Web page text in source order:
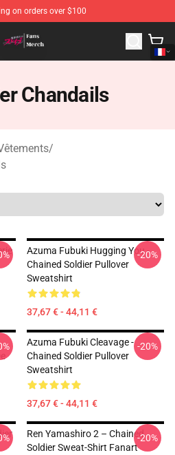
on orders over $100
- Official Chained Soldier
Chandails
/
Azuma Fubuki Hugging You -
Chained Soldier Pullover
Sweatshirt
37,67 € - 44,11 €
-20%
Azuma Fubuki Cleavage -
Chained Soldier Pullover
Sweatshirt
37,67 € - 44,11 €
-20%
Ren Yamashiro 2 – Chained
Soldier Sweat-Shirt Fanart
-20%